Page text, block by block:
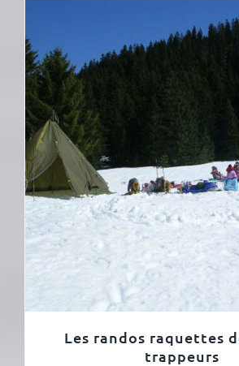
Les randos raquettes
trappeurs